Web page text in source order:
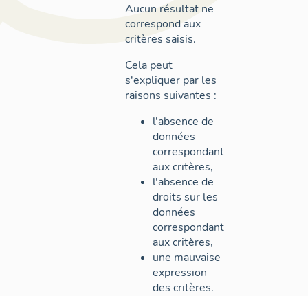
Aucun résultat ne
correspond aux
critères saisis.
Cela peut
s'expliquer par les
raisons suivantes :
l'absence de
données
correspondant
aux critères,
l'absence de
droits sur les
données
correspondant
aux critères,
une mauvaise
expression
des critères.